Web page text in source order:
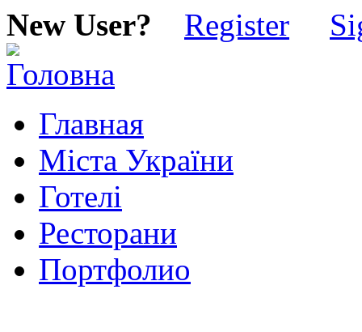
New User? Register
Главная
Міста України
Готелі
Ресторани
Портфолио